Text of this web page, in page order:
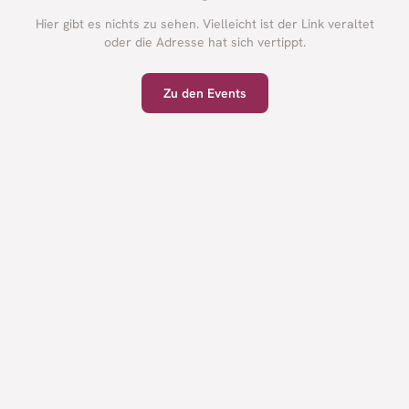
Hier gibt es nichts zu sehen. Vielleicht ist der Link veraltet
oder die Adresse hat sich vertippt.
Zu den Events